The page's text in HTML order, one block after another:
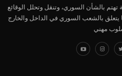
بالشأن السوري، وتنقل وتحلل الوقائع
بالشعب السوري في الداخل والخارج
مهني